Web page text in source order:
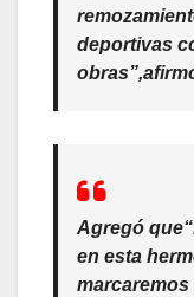
deportivas
obras”,
Agregó que
en esta